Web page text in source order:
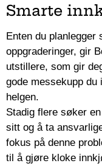
Smarte
Enten du planlegger
oppgraderinger, gir
utstillere, som gir
gode messekupp du
helgen.
Stadig flere søker
sitt og å ta
fokus på denne
til å gjøre kloke